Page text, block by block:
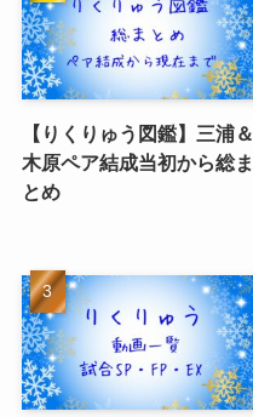
【りくりゅう図鑑】三浦＆
木原ペア結成当初から総ま
とめ